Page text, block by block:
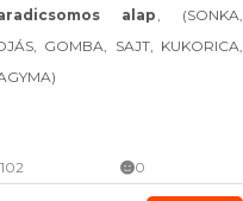
alap, (SONKA,
GOMBA, SAJT, KUKORICA,
102 0